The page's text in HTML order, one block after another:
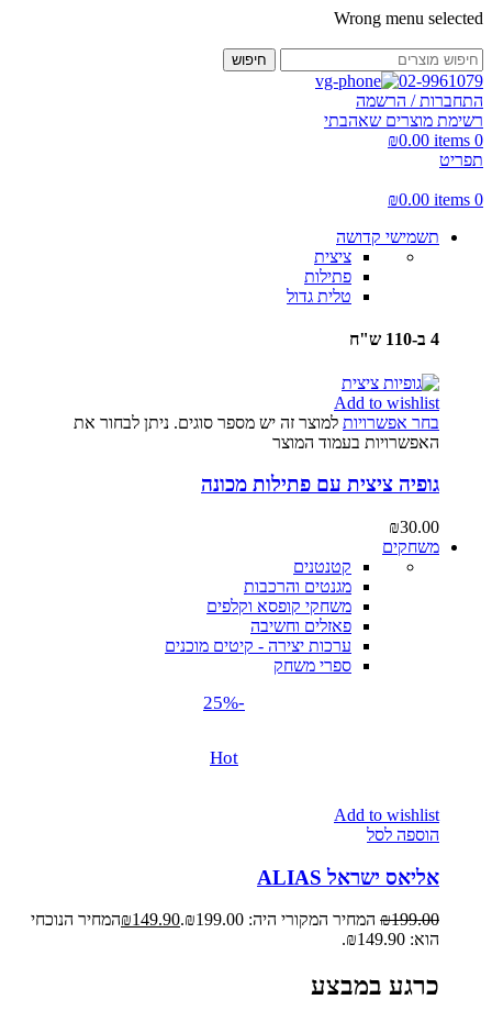
Wrong menu selected
חיפוש
02-9961079
התחברות / הרשמה
רשימת מוצרים שאהבתי
0
items
₪0.00
תפריט
0
items
₪0.00
תשמישי קדושה
ציצית
פתילות
טלית גדול
4 ב-110 ש"ח
Add to wishlist
בחר אפשרויות למוצר זה יש מספר סוגים. ניתן לבחור את
האפשרויות בעמוד המוצר
גופיה ציצית עם פתילות מכונה
₪30.00
משחקים
קטנטנים
מגנטים והרכבות
משחקי קופסא וקלפים
פאזלים וחשיבה
ערכות יצירה - קיטים מוכנים
ספרי משחק
-25%
Hot
Add to wishlist
הוספה לסל
אליאס ישראל ALIAS
₪199.00 המחיר המקורי היה: ₪199.00. ₪149.90
המחיר הנוכחי
הוא: ₪149.90.
כרגע במבצע